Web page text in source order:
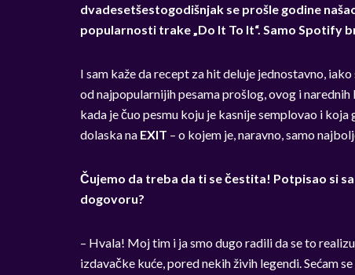
dvadesetšestogodišnjak se prošle godine
popularnosti trake „Do It To It“. Samo Spotify
I sam kaže da recept za hit deluje jednostavno,
od najpopularnijih pesama prošlog, ovog i
kada je čuo pesmu koju je kasnije semplovao i
dolaska na EXIT – o kojem je, naravno, samo
Čujemo da treba da ti se čestita! Potpisao si
dogovoru?
– Hvala! Moj tim i ja smo dugo radili da se to
izdavačke kuće, pored nekih živih legendi. Sećam